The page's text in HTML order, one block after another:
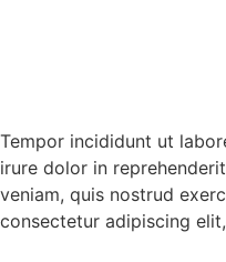
Tempor incididunt ut
irure dolor in
veniam, quis nostrud
consectetur adipiscing